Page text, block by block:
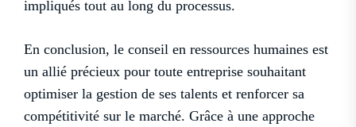
impliqués tout au long du processus.
En conclusion, le conseil en ressources humaines est
un allié précieux pour toute entreprise souhaitant
optimiser la gestion de ses talents et renforcer sa
compétitivité sur le marché. Grâce à une approche